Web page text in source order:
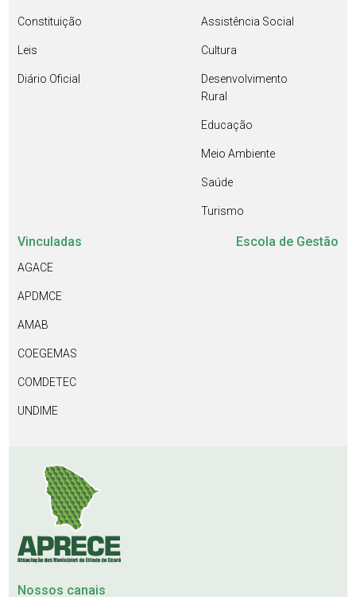
Constituição
Leis
Diário Oficial
Assistência Social
Cultura
Desenvolvimento
Rural
Educação
Meio Ambiente
Saúde
Turismo
Vinculadas
AGACE
APDMCE
AMAB
COEGEMAS
COMDETEC
UNDIME
Escola de Gestão
Nossos canais